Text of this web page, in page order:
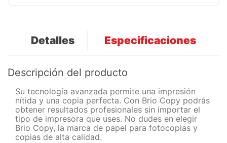
Detalles Especificaciones
Descripción del producto
Su tecnología avanzada permite una impresión
nítida y una copia perfecta. Con Brio Copy podrás
obtener resultados profesionales sin importar el
tipo de impresora que uses. No dudes en elegir
Brio Copy, la marca de papel para fotocopias y
copias de alta calidad.